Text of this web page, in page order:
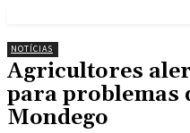
NOTÍCIAS
Agricultores
para problemas
Mondego